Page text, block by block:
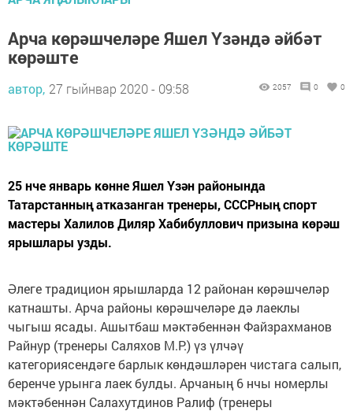
Арча көрәшчеләре Яшел Үзәндә әйбәт
көрәште
автор, 27 гыйнвар 2020 - 09:58 2057 0 0
25 нче январь көнне Яшел Үзән районында
Татарстанның атказанган тренеры, СССРның спорт
мастеры Халилов Диляр Хабибуллович призына көрәш
ярышлары узды.
Әлеге традицион ярышларда 12 районан көрәшчеләр
катнашты. Арча районы көрәшчеләре дә лаеклы
чыгыш ясады. Ашытбаш мәктәбеннән Файзрахманов
Райнур (тренеры Саляхов М.Р.) үз үлчәү
категориясендәге барлык көндәшләрен чистага салып,
беренче урынга лаек булды. Арчаның 6 нчы номерлы
мәктәбеннән Салахутдинов Ралиф (тренеры